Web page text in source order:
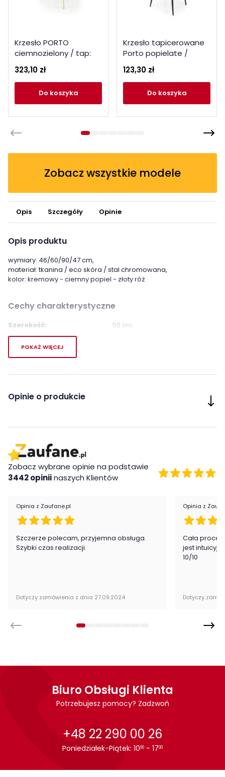
Krzesło PORTO
ciemnozielony / tap:
323,10 zł
do koszyka
Krzesło tapicerowane
Porto popielate /
123,30 zł
do koszyka
Zobacz wszystkie modele
Opis Szczegóły Opinie
Opis produktu
wymiary: 46/60/90/47 cm,
materiał: tkanina / eco skóra / stal chromowana,
kolor: kremowy - ciemny popiel - złoty róż
Cechy charakterystyczne
Szerokość: 50 cm
Wysokość:
Montaż:
Pokój:
Podłokietniki: bez podłokietników
Kolor mebla:
Rodzaj nóg:
Materiał korpusu:
szarości
Pomieszczenie:
Jadalnia
Kuchnia
Materiał krzesła:
ekoskóra
metalowe
Cechy dodatkowe krzesła: na złotych nogach
POKAŻ WIĘCEJ
Opinie o produkcie
Zobacz wybrane opinie na podstawie
3442 opiniinaszych Klientów
Opinia z Zaufane.pl
Szczerze polecam, przyjemna obsługa.
Szybki czas realizacji.
Dotyczy zamówienia z dnia 27.09.2024
Opinia z
Cała
jest
10/10
Dotyczy
Biuro Obsługi Klienta
Potrzebujesz pomocy? Zadzwoń
+48 22 290 00 26
Poniedziałek-Piątek: 1000 - 1700